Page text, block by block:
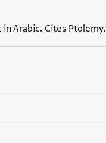
Arabic. Cites Ptolemy.